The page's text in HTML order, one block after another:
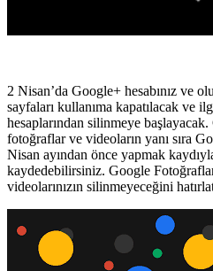
2 Nisan’da Google+ hesabınız ve
sayfaları kullanıma kapatılacak ve
hesaplarından silinmeye
fotoğraflar ve videoların yanı sıra
Nisan ayından önce yapmak
kaydedebilirsiniz. Google
videolarınızın silinmeyeceğini